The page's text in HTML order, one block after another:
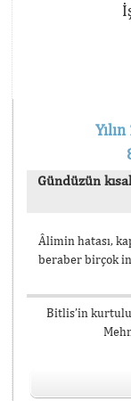
Gündüzün
Âlimin hatası,
beraber birçok
Bitlis’in